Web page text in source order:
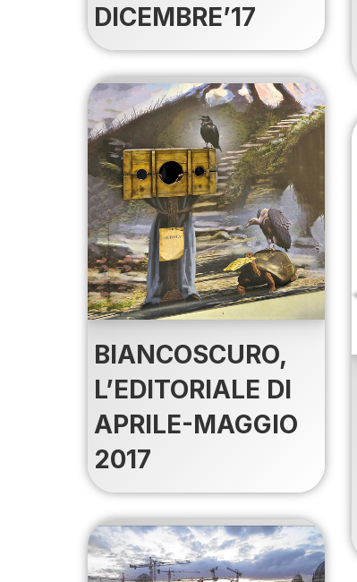
DICEMBRE’17
BIANCOSCURO,
L’EDITORIALE DI
APRILE-MAGGIO
2017